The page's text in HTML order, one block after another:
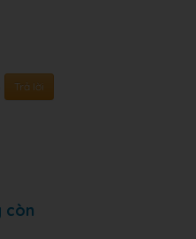
Trả lời
còn